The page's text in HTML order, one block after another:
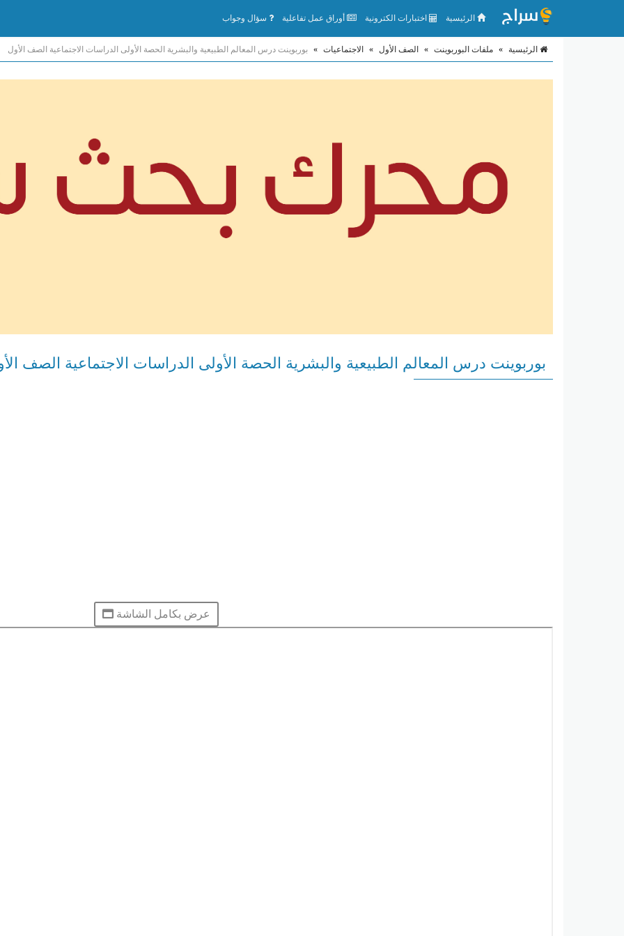
الرئيسية اختبارات الكترونية أوراق عمل تفاعلية سؤال وجواب
الرئيسية » ملفات البوربوينت » الصف الأول » الاجتماعيات » بوربوينت درس المعالم الطبيعية والبشرية الحصة الأولى الدراسات الاجتماعية الصف الأول
بوربوينت درس المعالم الطبيعية والبشرية الحصة الأولى الدراسات الاجتماعية الصف
عرض بكامل الشاشة